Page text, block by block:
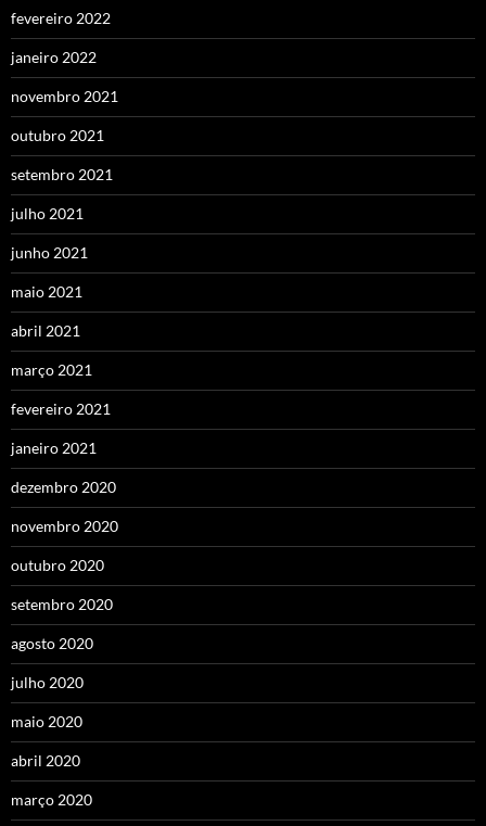
fevereiro 2022
janeiro 2022
novembro 2021
outubro 2021
setembro 2021
julho 2021
junho 2021
maio 2021
abril 2021
março 2021
fevereiro 2021
janeiro 2021
dezembro 2020
novembro 2020
outubro 2020
setembro 2020
agosto 2020
julho 2020
maio 2020
abril 2020
março 2020